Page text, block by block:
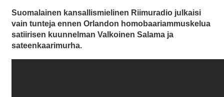
Suomalainen kansallismielinen Riimuradio julkaisi
vain tunteja ennen Orlandon homobaariammuskelua
satiirisen kuunnelman Valkoinen Salama ja
sateenkaarimurha.